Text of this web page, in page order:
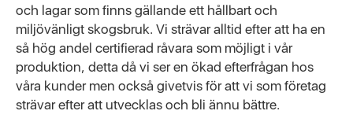
och lagar som finns gällande ett hållbart och
miljövänligt skogsbruk. Vi strävar alltid efter att ha en
så hög andel certifierad råvara som möjligt i vår
produktion, detta då vi ser en ökad efterfrågan hos
våra kunder men också givetvis för att vi som företag
strävar efter att utvecklas och bli ännu bättre.